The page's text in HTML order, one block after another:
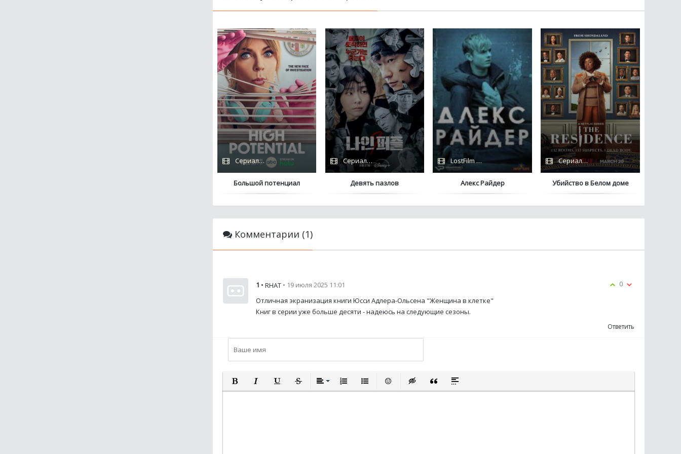
Сериалы 2024 / TVShows / Hulu
Большой потенциал
Сериалы 2025 / Coldfilm
Девять пазлов
LostFilm / Amazon
Алекс Райдер
Сериалы 2025 / Дубляж / Netflix
Убийство в Белом доме
Комментарии (1)
0
1 • RHAT • 19 июля 2025 11:01
Отличная экранизация книги Юсси Адлера-Ольсена "Женщина в клетке"
Книг в серии уже больше десяти - надеюсь на следующие сезоны.
Ответить
ПОЛУЖИРНЫЙ
КУРСИВПОДЧЕРКНУТЫЙ
ЗАЧЕРКНУТЫЙВЫРАВНИВАНИЕ
НУМЕРОВАННЫЙ СПИСОК
МАРКИРОВАННЫЙ СПИСОК
ВСТАВИТЬ СМАЙЛИК
ВСТАВКА СКРЫТОГО ТЕКСТА
ВСТАВКА ЦИТАТЫ
ВСТАВКА СПОЙЛЕРА